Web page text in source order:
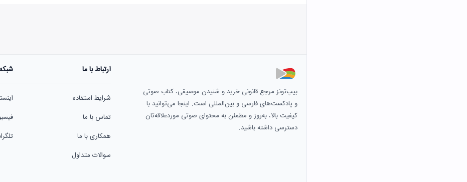
هنوز نظری به ثبت نرسیده‌است.
بیپ‌تونز مرجع قانونی خرید و شنیدن موسیقی، کتاب صوتی
و پادکست‌های فارسی و بین‌المللی است. اینجا می‌توانید با
کیفیت بالا، به‌روز و مطمئن به محتوای صوتی موردعلاقه‌تان
دسترسی داشته باشید.
ارتباط با ما
شرایط استفاده
تماس با ما
همکاری با ما
سوالات متداول